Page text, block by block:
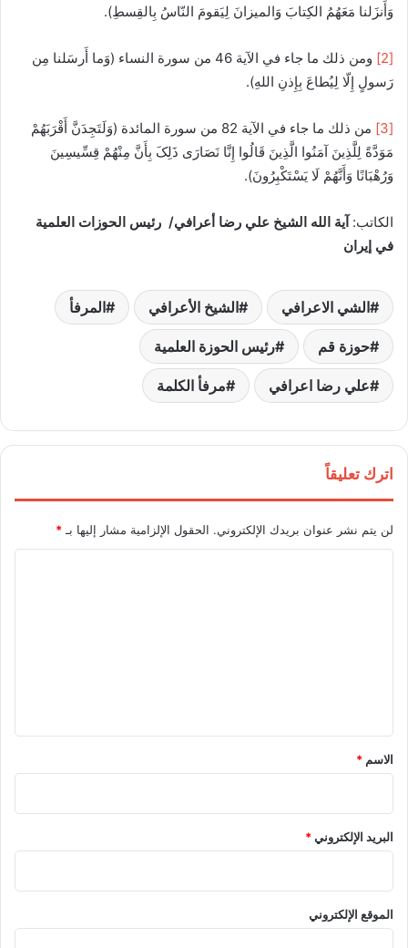
وَأَنزَلنا مَعَهُمُ الکِتابَ وَالمیزانَ لِیَقومَ النّاسُ بِالقِسطِ).
[2]
ومن ذلك ما جاء في الآية 46 من سورة النساء (وَما أَرسَلنا مِن
رَسولٍ إِلّا لِيُطاعَ بِإِذنِ اللهِ).
[3]
من ذلك ما جاء في الآية 82 من سورة المائدة (وَلَتَجِدَنَّ أَقْرَبَهُمْ
مَوَدَّةً لِلَّذِینَ آمَنُوا الَّذِینَ قَالُوا إِنَّا نَصَارَى ذَلِکَ بِأَنَّ مِنْهُمْ قِسِّیسِینَ
وَرُهْبَانًا وَأَنَّهُمْ لَا یَسْتَکْبِرُونَ).
الكاتب:آية الله الشيخ علي رضا أعرافي/ رئيس الحوزات العلمية
في إيران
الشي الاعرافي الشيخ الأعرافي المرفأ
حوزة قم رئيس الحوزة العلمية
علي رضا اعرافي مرفأ الكلمة
اترك تعليقاً
لن يتم نشر عنوان بريدك الإلكتروني. الحقول الإلزامية مشار إليها بـ *
*
الاسم *
البريد الإلكتروني*
الموقع الإلكتروني